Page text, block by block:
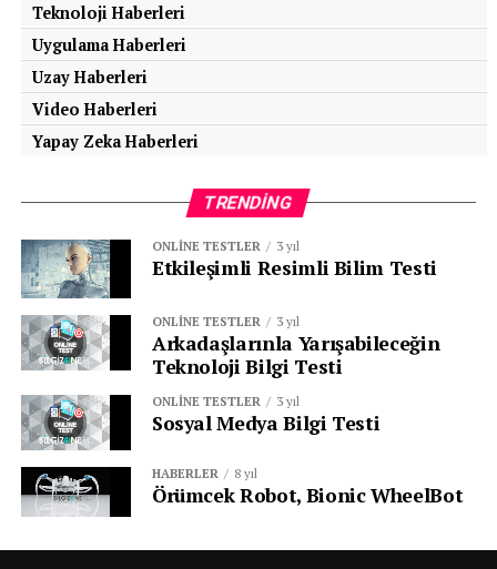
Teknoloji Haberleri
Uygulama Haberleri
Uzay Haberleri
Video Haberleri
Yapay Zeka Haberleri
TRENDING
ONLINE TESTLER 3 yıl
Etkileşimli Resimli Bilim Testi
ONLINE TESTLER 3 yıl
Arkadaşlarınla Yarışabileceğin
Teknoloji Bilgi Testi
ONLINE TESTLER 3 yıl
Sosyal Medya Bilgi Testi
HABERLER 8 yıl
Örümcek Robot, Bionic WheelBot